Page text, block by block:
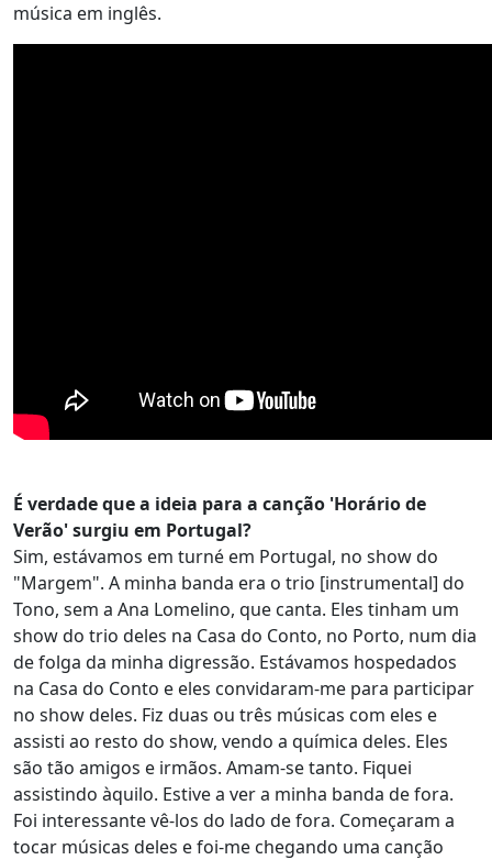
música em inglês.
É verdade que a ideia para a canção 'Horário de
Verão' surgiu em Portugal?
Sim, estávamos em turné em Portugal, no show do
"Margem". A minha banda era o trio [instrumental] do
Tono, sem a Ana Lomelino, que canta. Eles tinham um
show do trio deles na Casa do Conto, no Porto, num dia
de folga da minha digressão. Estávamos hospedados
na Casa do Conto e eles convidaram-me para participar
no show deles. Fiz duas ou três músicas com eles e
assisti ao resto do show, vendo a química deles. Eles
são tão amigos e irmãos. Amam-se tanto. Fiquei
assistindo àquilo. Estive a ver a minha banda de fora.
Foi interessante vê-los do lado de fora. Começaram a
tocar músicas deles e foi-me chegando uma canção